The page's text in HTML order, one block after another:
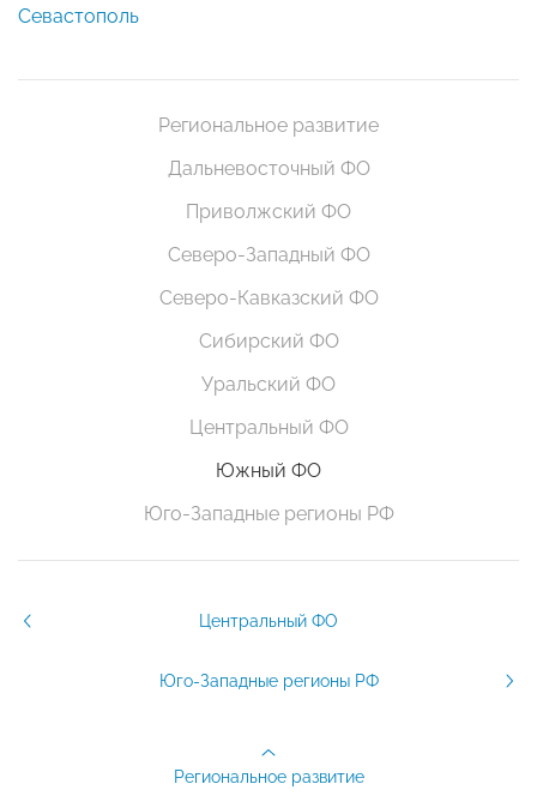
Севастополь
Региональное развитие
Дальневосточный ФО
Приволжский ФО
Северо-Западный ФО
Северо-Кавказский ФО
Сибирский ФО
Уральский ФО
Центральный ФО
Южный ФО
Юго-Западные регионы РФ
Центральный ФО
Юго-Западные регионы РФ
Региональное развитие